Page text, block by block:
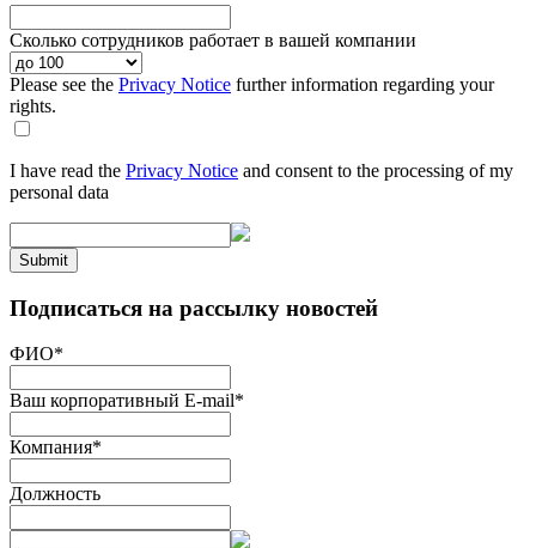
Сколько сотрудников работает в вашей компании
Please see the Privacy Notice further information regarding your
rights.
I have read the Privacy Notice and consent to the processing of my
personal data
Submit
Подписаться на рассылку новостей
ФИО*
Ваш корпоративный E-mail*
Компания*
Должность